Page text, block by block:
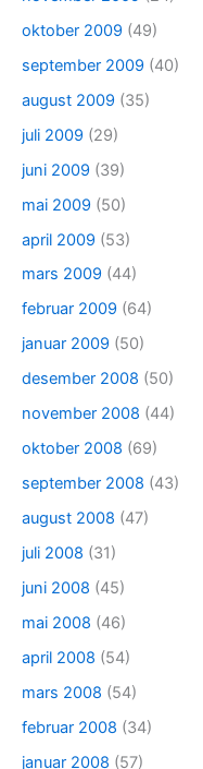
oktober 2009 (49)
september 2009 (40)
august 2009 (35)
juli 2009 (29)
juni 2009 (39)
mai 2009 (50)
april 2009 (53)
mars 2009 (44)
februar 2009 (64)
januar 2009 (50)
desember 2008 (50)
november 2008 (44)
oktober 2008 (69)
september 2008 (43)
august 2008 (47)
juli 2008 (31)
juni 2008 (45)
mai 2008 (46)
april 2008 (54)
mars 2008 (54)
februar 2008 (34)
januar 2008 (57)